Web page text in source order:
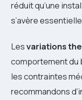
réduit qu’une
s’avère
Lesvariations
comportement du
les contraintes
recommandons